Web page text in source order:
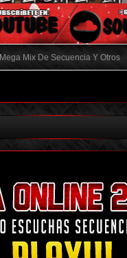
Mega Mix De Secuencia Y Otros